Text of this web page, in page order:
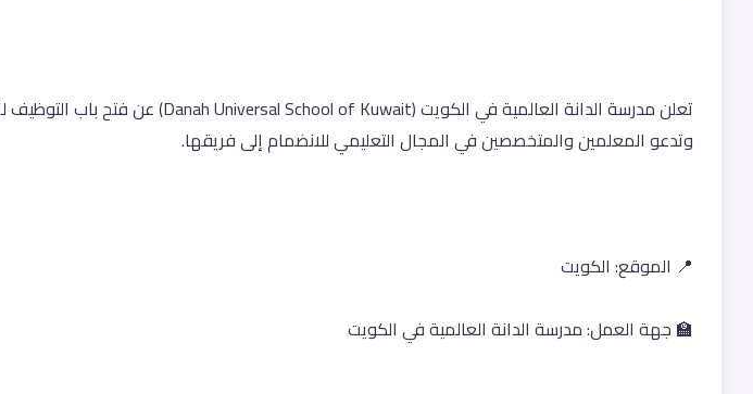
وتدعو المعلمين والمتخصصين في المجال التعليمي للانضمام إلى فريقها.
📍 الموقع: الكويت
🏫 جهة العمل: مدرسة الدانة العالمية في الكويت